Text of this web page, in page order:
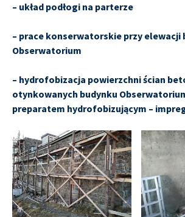
– układ podłogi na parterze
– prace konserwatorskie przy elewacji
Obserwatorium
– hydrofobizacja powierzchni ścian
otynkowanych budynku
preparatem hydrofobizującym –